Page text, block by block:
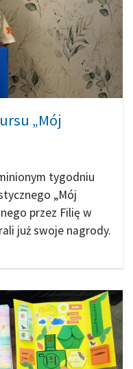
„Mój
tygodniu
„Mój
przez Filię w
już swoje nagrody.